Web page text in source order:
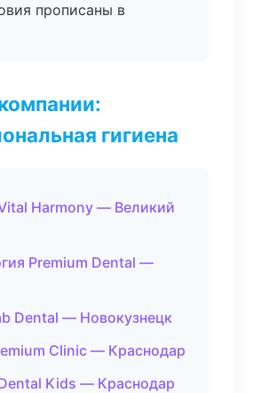
прописаны в
гигиена
Harmony — Великий
Premium Dental —
Dental — Новокузнецк
Clinic — Краснодар
Kids — Краснодар